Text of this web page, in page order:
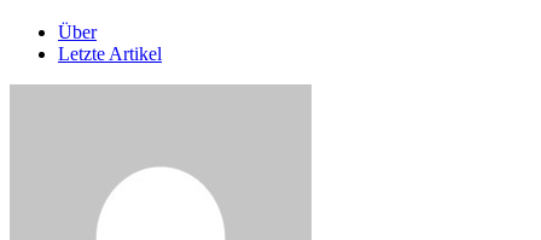
Über
Letzte Artikel